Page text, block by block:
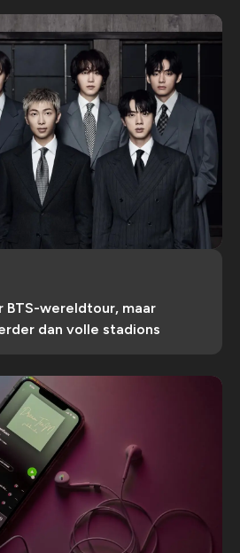
BTS-wereldtour, maar
dan volle stadions